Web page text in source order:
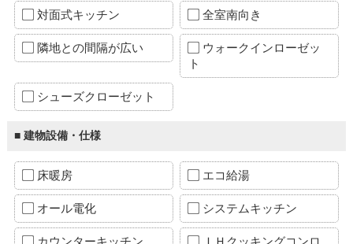
対面式キッチン 全室南向き
隣地との間隔が広い
ウォークインローゼッ
ト
シューズクローゼット
■ 建物設備・仕様
床暖房 エコ給湯
オール電化 システムキッチン
カウンターキッチン ＩＨクッキングコンロ